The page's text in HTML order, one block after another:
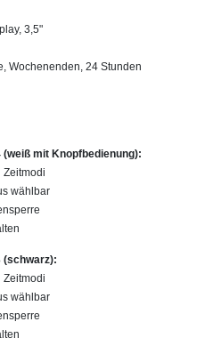
3,5"
Wochenenden, 24 Stunden
mit Knopfbedienung):
Zeitmodi
wählbar
(schwarz):
Zeitmodi
wählbar